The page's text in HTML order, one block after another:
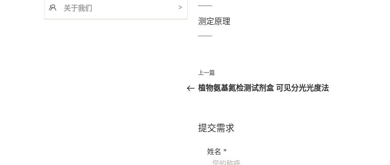
关于我们 > ——
测定原理
——
文
章
上一篇
植物氨基氮检测试剂盒 可见分光光度法
提交需求
姓名 *